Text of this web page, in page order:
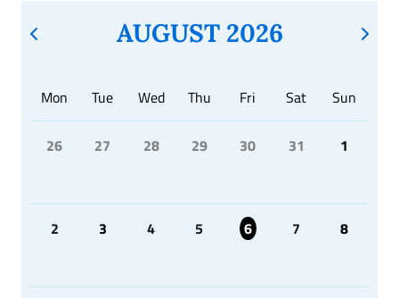
AUGUST 2026
Mon Tue Wed Thu Fri Sat Sun
26 27 28 29 30 31 1
2 3 4 5 6 7 8